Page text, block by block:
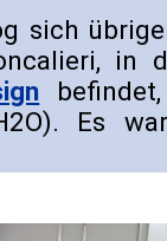
sich
in
Es